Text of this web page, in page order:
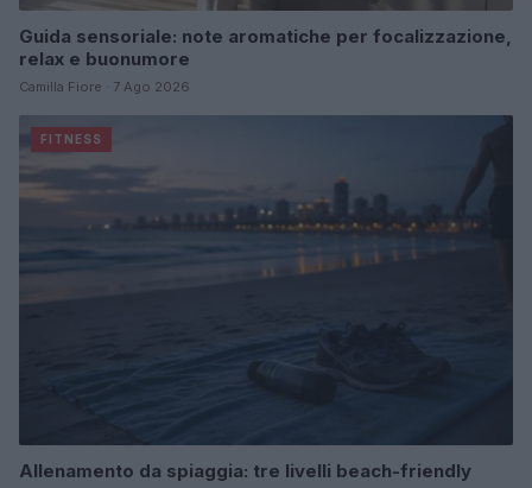
Guida sensoriale: note aromatiche per focalizzazione,
relax e buonumore
Camilla Fiore · 7 Ago 2026
FITNESS
Allenamento da spiaggia: tre livelli beach-friendly